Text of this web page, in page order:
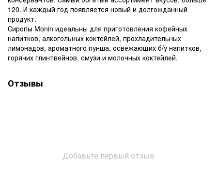
120. И каждый год появляется новый и долгожданный
продукт.
Сиропы Monin идеальны для приготовления кофейных
напитков, алкогольных коктейлей, прохладительных
лимонадов, ароматного пунша, освежающих б/у напитков,
горячих глинтвейнов, смузи и молочных коктейлей.
Отзывы
Добавьте первый отзыв